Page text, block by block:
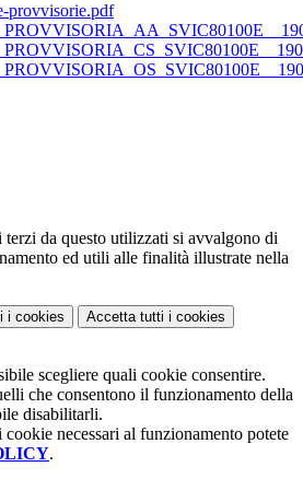
provvisorie.pdf
da questo utilizzati si avvalgono di
ed utili alle finalità illustrate nella
i cookies Accetta tutti i cookies
scegliere quali cookie consentire.
che consentono il funzionamento della
disabilitarli.
necessari al funzionamento potete
.